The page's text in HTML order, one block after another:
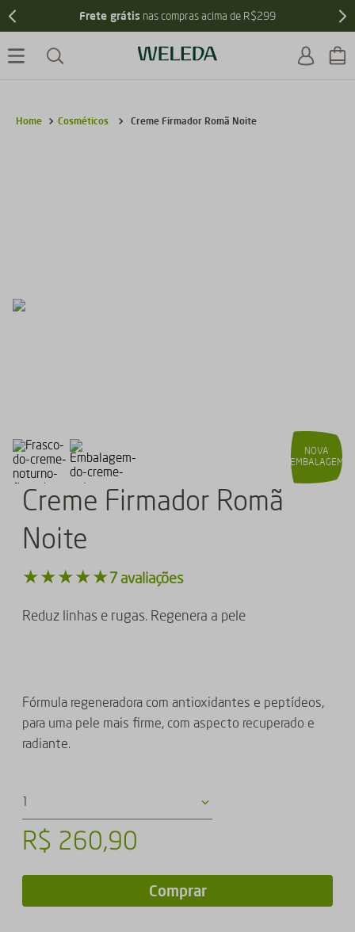
Frete grátis nas compras acima de R$299
Cosméticos Creme Firmador Romã Noite
NOVA
EMBALAGEM
Creme Firmador Romã
Noite
★★★★★ 7 avaliações
Reduz linhas e rugas. Regenera a pele
Fórmula regeneradora com antioxidantes e peptídeos,
para uma pele mais firme, com aspecto recuperado e
radiante.
R$ 260,90
Comprar